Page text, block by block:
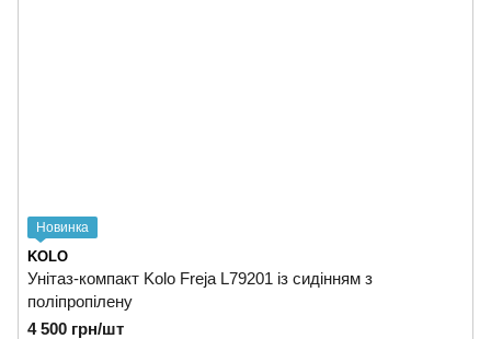
Новинка
KOLO
Унітаз-компакт Kolo Freja L79201 із сидінням з
поліпропілену
4 500 грн/шт